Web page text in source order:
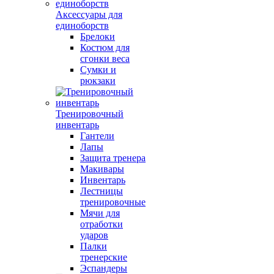
Аксессуары для
единоборств
Брелоки
Костюм для
сгонки веса
Сумки и
рюкзаки
Тренировочный
инвентарь
Гантели
Лапы
Защита тренера
Макивары
Инвентарь
Лестницы
тренировочные
Мячи для
отработки
ударов
Палки
тренерские
Эспандеры